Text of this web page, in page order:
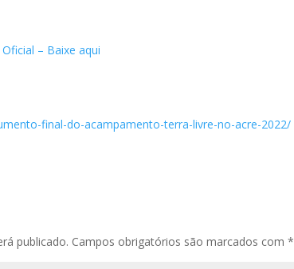
– Baixe aqui
final-do-acampamento-terra-livre-no-acre-2022/
publicado. Campos obrigatórios são marcados com*